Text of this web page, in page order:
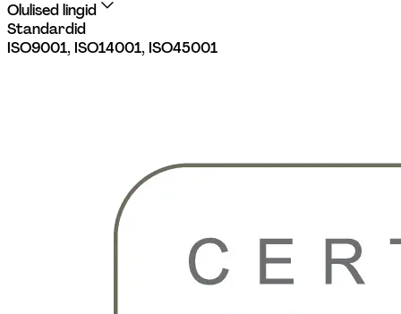
Olulised lingid
Standardid
ISO9001, ISO14001, ISO45001